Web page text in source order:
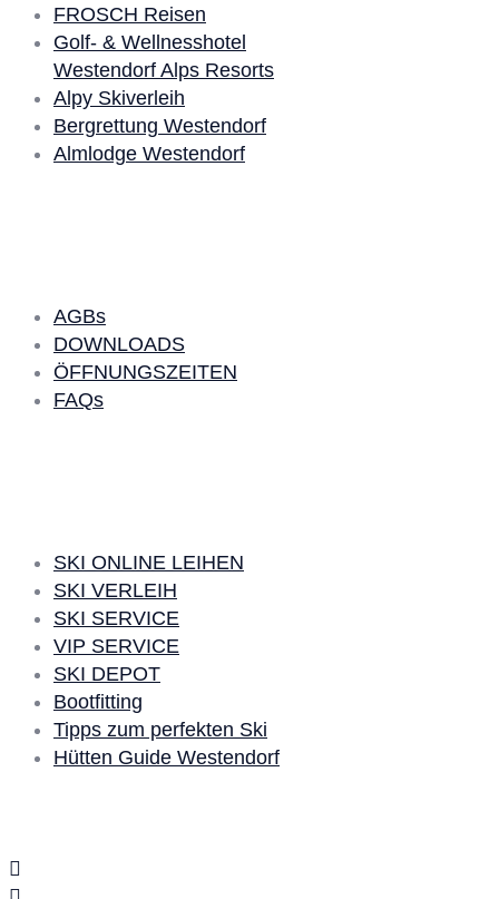
FROSCH Reisen
Golf- & Wellnesshotel
Westendorf Alps Resorts
Alpy Skiverleih
Bergrettung Westendorf
Almlodge Westendorf
AGBs
DOWNLOADS
ÖFFNUNGSZEITEN
FAQs
SKI ONLINE LEIHEN
SKI VERLEIH
SKI SERVICE
VIP SERVICE
SKI DEPOT
Bootfitting
Tipps zum perfekten Ski
Hütten Guide Westendorf